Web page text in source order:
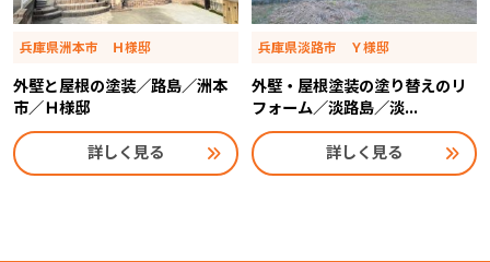
兵庫県洲本市 Ｈ様邸
外壁と屋根の塗装／路島／洲本
市／Ｈ様邸
詳しく見る
兵庫県淡路市 Ｙ様邸
外壁・屋根塗装の塗り替えのリ
フォーム／淡路島／淡...
詳しく見る